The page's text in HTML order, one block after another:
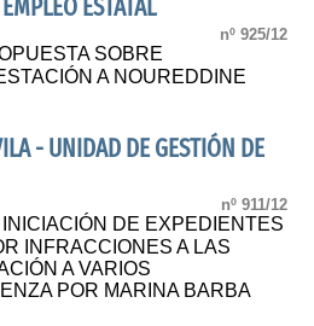
ESTATAL
nº 925/12
SOBRE
A NOUREDDINE
- UNIDAD DE GESTIÓN DE
nº 911/12
DE EXPEDIENTES
INFRACCIONES A LAS
A VARIOS
POR MARINA BARBA